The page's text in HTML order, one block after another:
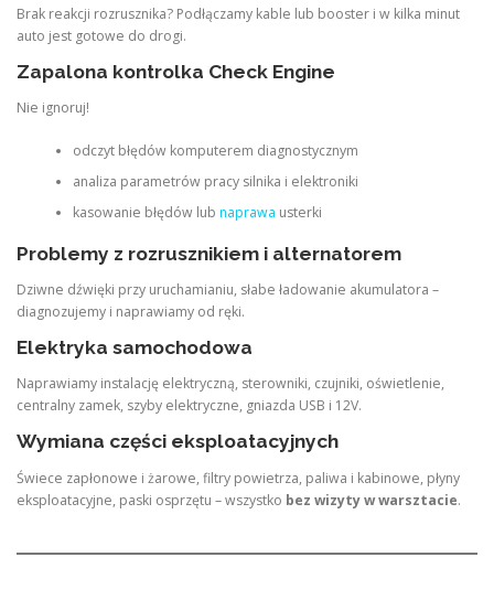
Brak reakcji rozrusznika? Podłączamy kable lub booster i w kilka minut
auto jest gotowe do drogi.
Zapalona kontrolka Check Engine
Nie ignoruj!
odczyt błędów komputerem diagnostycznym
analiza parametrów pracy silnika i elektroniki
kasowanie błędów lub naprawa usterki
Problemy z rozrusznikiem i alternatorem
Dziwne dźwięki przy uruchamianiu, słabe ładowanie akumulatora –
diagnozujemy i naprawiamy od ręki.
Elektryka samochodowa
Naprawiamy instalację elektryczną, sterowniki, czujniki, oświetlenie,
centralny zamek, szyby elektryczne, gniazda USB i 12V.
Wymiana części eksploatacyjnych
Świece zapłonowe i żarowe, filtry powietrza, paliwa i kabinowe, płyny
eksploatacyjne, paski osprzętu – wszystko bez wizyty w warsztacie.